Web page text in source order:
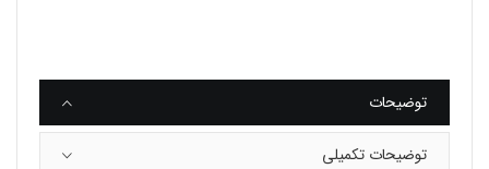
توضیحات
توضیحات تکمیلی